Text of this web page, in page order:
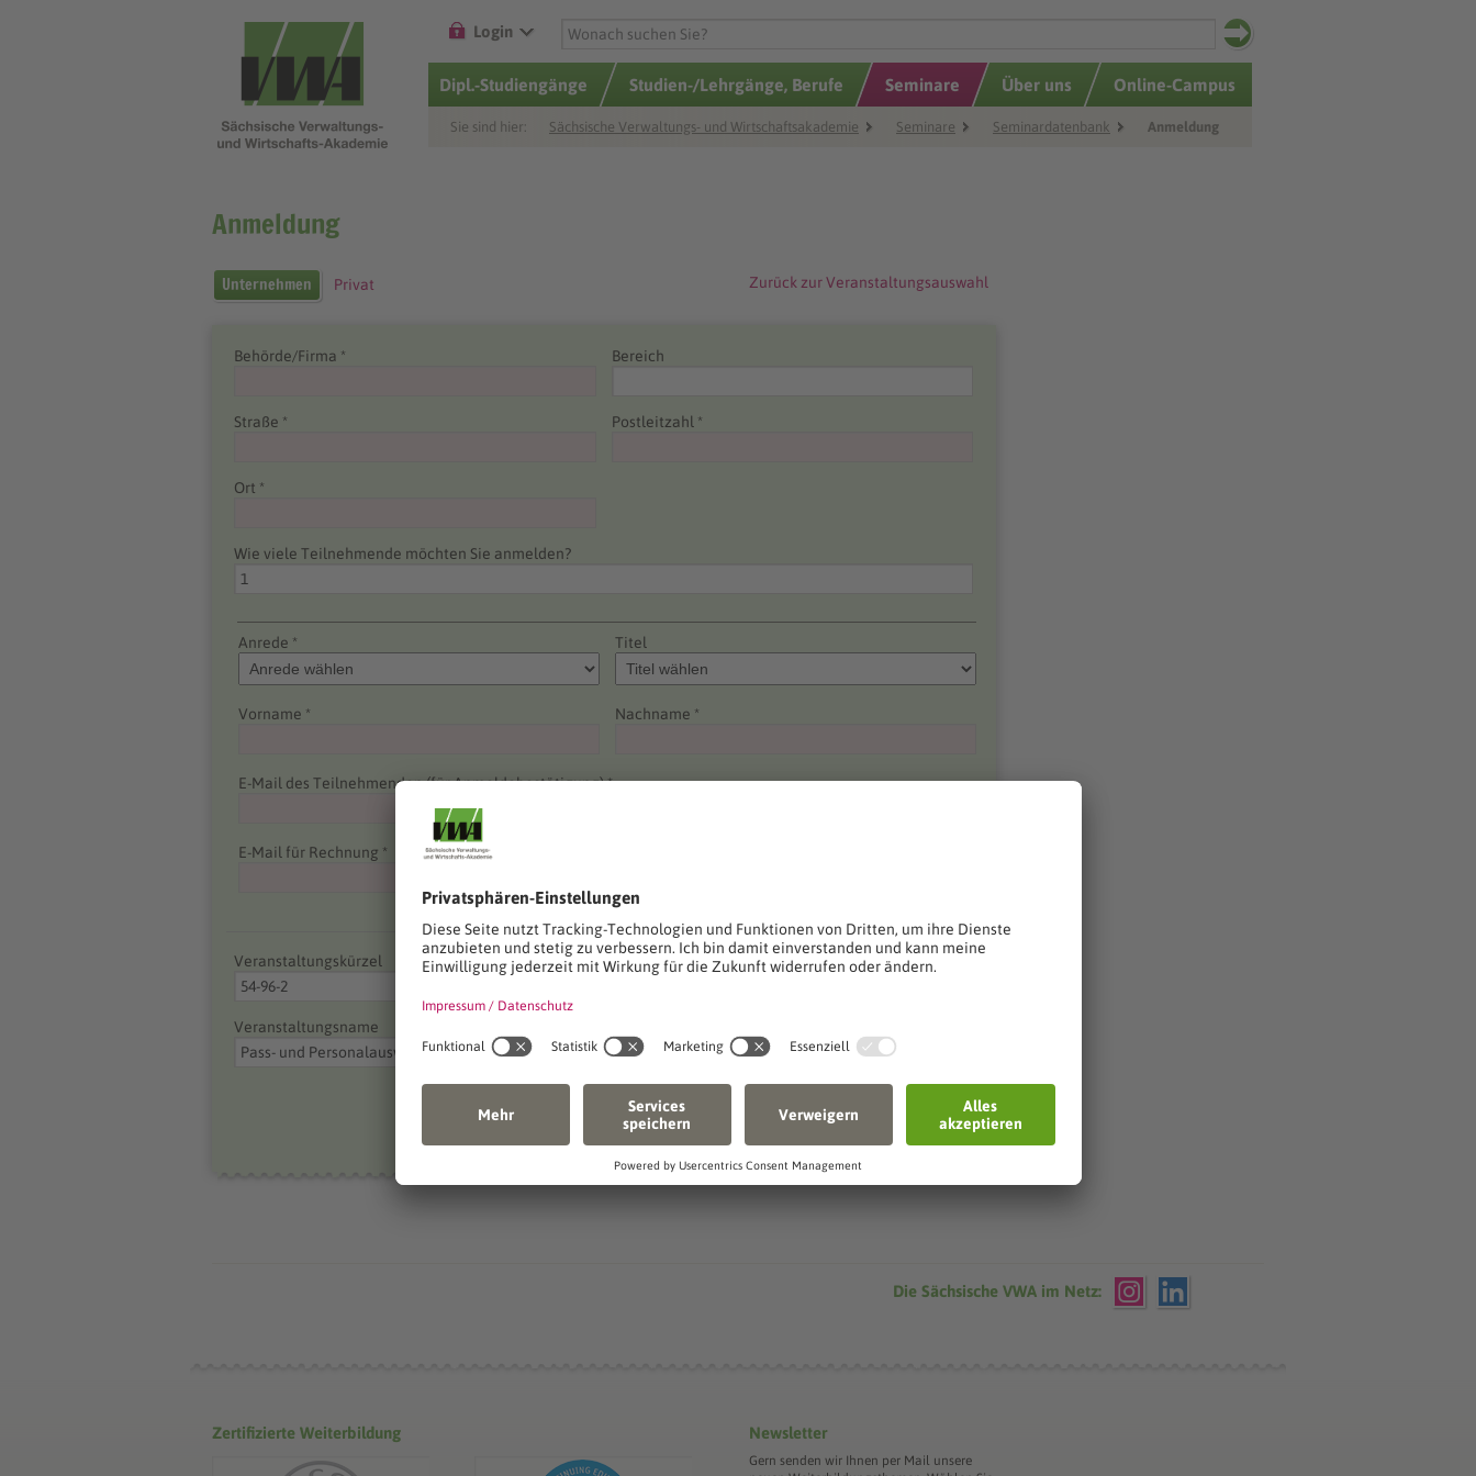
Login
Dipl.-Studiengänge Studien-/Lehrgänge, Berufe Seminare Über uns Online-Campus
Sie sind hier: Sächsische Verwaltungs- und Wirtschaftsakademie Seminare Seminardatenbank Anmeldung
Anmeldung
Unternehmen Privat Zurück zur Veranstaltungsauswahl
Behörde/Firma * Bereich
Straße * Postleitzahl *
Ort *
Wie viele Teilnehmende möchten Sie anmelden?
Anrede * Titel
Vorname * Nachname *
E-Mail des Teilnehmenden (für Anmeldebestätigung) *
E-Mail für Rechnung *
Veranstaltungskürzel
Veranstaltungsname
Senden
Die Sächsische VWA im Netz:
Zertifizierte Weiterbildung Newsletter
Gern senden wir Ihnen per Mail unsere